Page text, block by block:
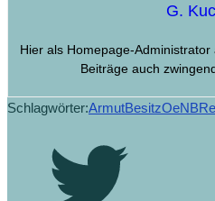
G.
Hier als Homepage-
Beiträge auch
Schlagwörter:ArmutBesitzOeNB